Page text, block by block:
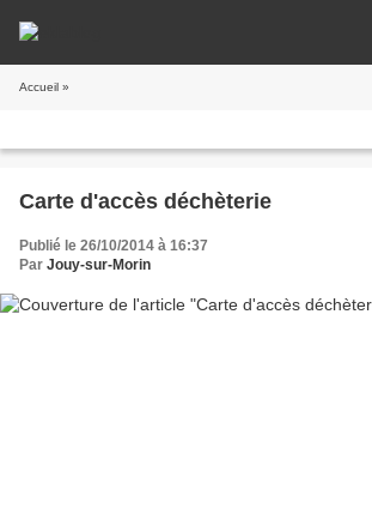
Accueil »
Carte d'accès déchèterie
Publié le 26/10/2014 à 16:37
Par Jouy-sur-Morin